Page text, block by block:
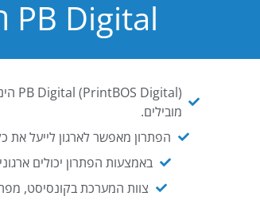
PB Digital הופכת כל מסמך וטופס, לחוויה!
מובילים.
הפתרון מאפשר לארגון לייעל
באמצעות הפתרון יכולים
צוות המערכת בקונסיסט,